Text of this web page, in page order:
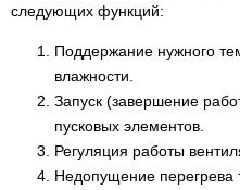
Датчики температуры
Датчики температуры
Датчики температуры
следующих функций:
Поддержание нужного
влажности.
Запуск (завершение
пусковых элементов.
Регуляция работы
Недопущение перегрева